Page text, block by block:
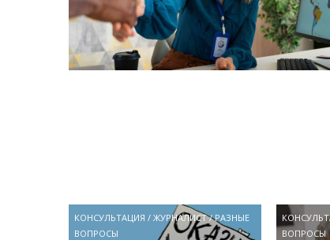
КОНСУЛЬТАЦИЯ / ЖУРНАЛИСТ/РАЗНЫЕ
ВОПРОСЫ
ВОПРОСЫ